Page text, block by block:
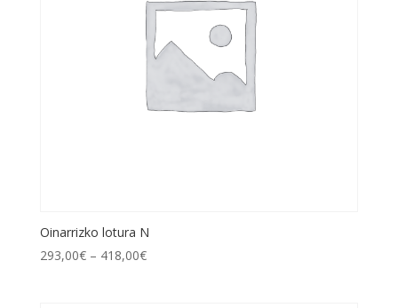
Oinarrizko lotura N
293,00€– 418,00€